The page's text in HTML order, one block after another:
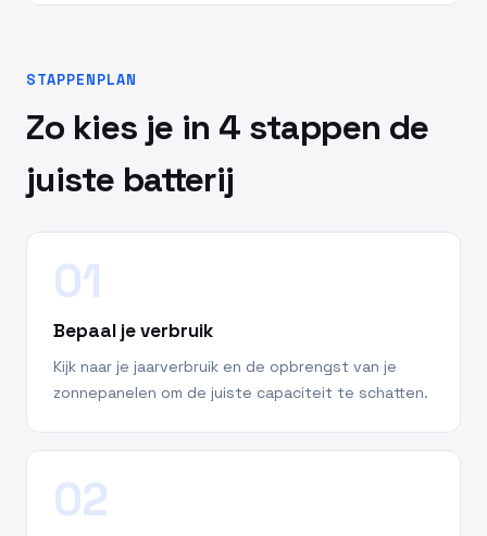
STAPPENPLAN
Zo kies je in 4 stappen de
juiste batterij
01
Bepaal je verbruik
Kijk naar je jaarverbruik en de opbrengst van je
zonnepanelen om de juiste capaciteit te schatten.
02